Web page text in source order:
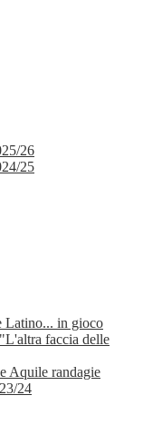
26
25
Latino... in gioco
faccia delle
Aquile randagie
24